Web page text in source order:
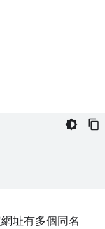
址有多個同名